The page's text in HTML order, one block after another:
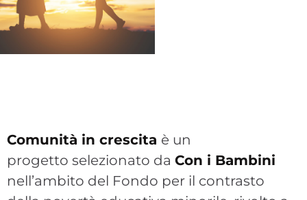
Comunità in crescita è un
progetto selezionato da Con i Bambini
nell’ambito del Fondo per il contrasto